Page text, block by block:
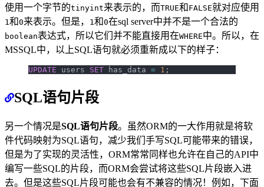
使用一个字节的tinyint来表示的，而TRUE和 FALSE就对应使用
1和0来表示。但是， 1和0在sql server中并不是一个合法的
boolean表达式，所以它们并不能直接用在WHERE中。所以，在
MSSQL中，以上SQL语句就必须重新成以下的样子：
UPDATE users SET has_data = 1 ;
SQL语句片段
另一个情况是SQL语句片段。虽然ORM的一大作用就是将软
件代码映射为SQL语句，减少我们手写SQL可能带来的错误，
但是为了实现的灵活性，ORM常常同样也允许在自己的API中
编写一些SQL的片段，而ORM会尝试将这些SQL片段嵌入进
去。但是这些SQL片段可能也会有不兼容的情况！例如，下面